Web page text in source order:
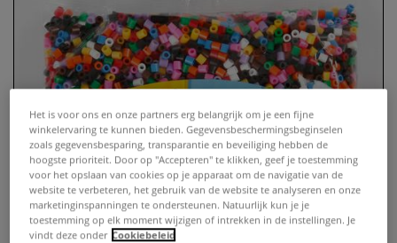
Het is voor ons en onze partners erg belangrijk om je een fijne
winkelervaring te kunnen bieden. Gegevensbeschermingsbeginselen
zoals gegevensbesparing, transparantie en beveiliging hebben de
hoogste prioriteit. Door op "Accepteren" te klikken, geef je toestemming
voor het opslaan van cookies op je apparaat om de navigatie van de
website te verbeteren, het gebruik van de website te analyseren en onze
marketinginspanningen te ondersteunen. Natuurlijk kun je je
toestemming op elk moment wijzigen of intrekken in de instellingen. Je
vindt deze onder Cookiebeleid